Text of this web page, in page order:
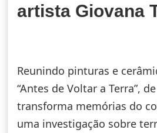
artista Giovana
Reunindo pinturas e
“Antes de Voltar a Terra”,
transforma memórias do
uma investigação sobre